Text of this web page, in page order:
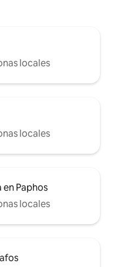
locales
locales
Paphos
locales